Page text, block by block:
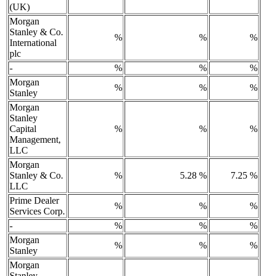
(UK)
Morgan
Stanley & Co.
International
plc
% % %
- % %
%
Morgan
Stanley
% %
%
Morgan
Stanley
Capital
Management,
LLC
% % %
Morgan
Stanley & Co.
LLC
% 5.28 % 7.25 %
Prime Dealer
Services Corp.
% %
%
-
% %
%
Morgan
Stanley
% %
%
Morgan